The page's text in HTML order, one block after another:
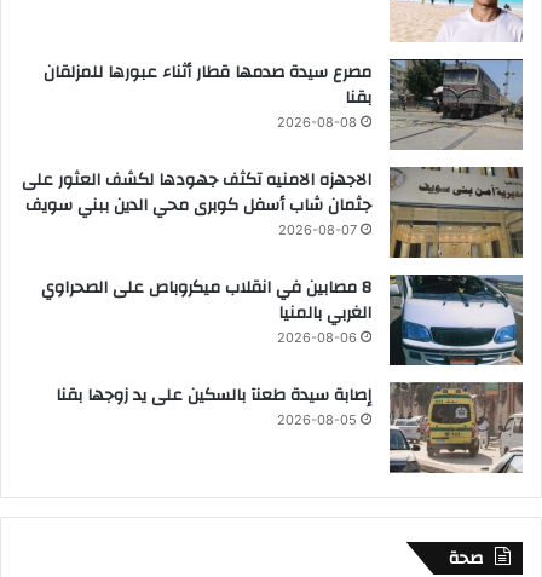
مصرع سيدة صدمها قطار أثناء عبورها للمزلقان
بقنا
2026-08-08
الاجهزه الامنيه تكثف جهودها لكشف العثور على
جثمان شاب أسفل كوبرى محي الدين ببني سويف
2026-08-07
8 مصابين في انقلاب ميكروباص على الصحراوي
الغربي بالمنيا
2026-08-06
إصابة سيدة طعنآ بالسكين على يد زوجها بقنا
2026-08-05
صحة